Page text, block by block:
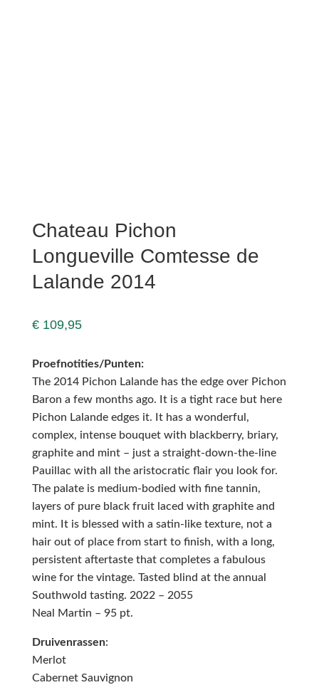
Chateau Pichon
Longueville Comtesse de
Lalande 2014
€109,95
Proefnotities/Punten:
The 2014 Pichon Lalande has the edge over Pichon
Baron a few months ago. It is a tight race but here
Pichon Lalande edges it. It has a wonderful,
complex, intense bouquet with blackberry, briary,
graphite and mint – just a straight-down-the-line
Pauillac with all the aristocratic flair you look for.
The palate is medium-bodied with fine tannin,
layers of pure black fruit laced with graphite and
mint. It is blessed with a satin-like texture, not a
hair out of place from start to finish, with a long,
persistent aftertaste that completes a fabulous
wine for the vintage. Tasted blind at the annual
Southwold tasting. 2022 – 2055
Neal Martin – 95 pt.
Druivenrassen:
Merlot
Cabernet Sauvignon